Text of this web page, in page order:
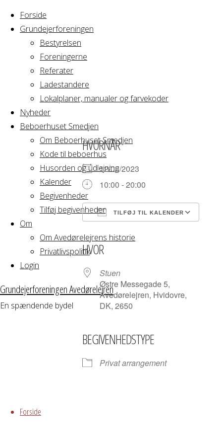
Forside
Grundejerforeningen
Bestyrelsen
Foreningerne
Referater
Ladestandere
Lokalplaner, manualer og farvekoder
Nyheder
Beboerhuset Smedjen
Om Beboerhuset Smedjen
Kode til beboerhus
Husorden og udlejning
Kalender
Begivenheder
Tilføj begivenheder
Om
Om Avedørelejrens historie
Privatlivspolitik
Login
Grundejerforeningen Avedørelejren
En spændende bydel
Forside
Home
Arrangement
Fødselsdag
Fødselsdag
HVORNÅR
12/08/2023
10:00 - 20:00
TILFØJ TIL KALENDER
HVOR
Stuen
Østre Messegade 5,
Avedørelejren, Hvidovre,
DK, 2650
BEGIVENHEDSTYPE
Privat arrangement
Avedørelejren •